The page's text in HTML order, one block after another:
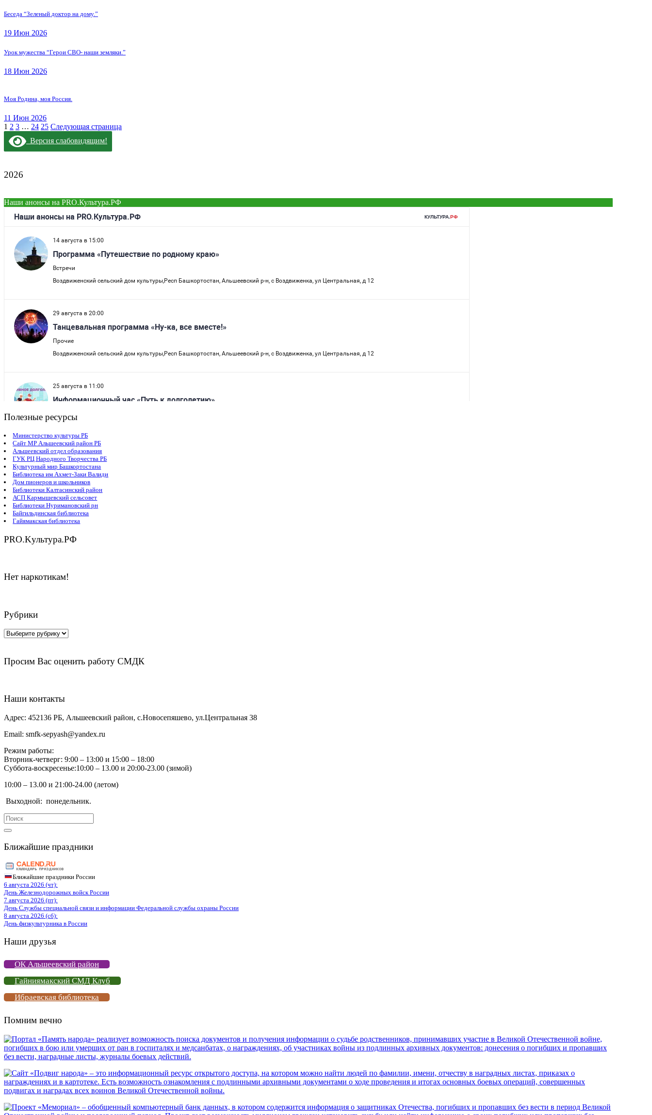
Беседа “Зеленый доктор на дому.”
19 Июн 2026
Урок мужества “Герои СВО- наши земляки.”
18 Июн 2026
Моя Родина, моя Россия.
11 Июн 2026
Posts
Navigation
1 2 3 … 24 25 Следующая страница
Версия слабовидящим!
2026
Наши анонсы на PRO.Культура.РФ
Полезные ресурсы
Министерство культуры РБ
Сайт МР Альшеевский район РБ
Альшеевский отдел образования
ГУК РЦ Народного Творчества РБ
Культурный мир Башкортостана
Библиотека им Ахмет-Заки Валиди
Дом пионеров и школьников
Библиотеки Калтасинский район
АСП Кармышевский сельсовет
Библиотеки Нуримановский рн
Байгильдинская библиотека
Гайямакская библиотека
PRO.Kультура.РФ
Нет наркотикам!
Рубрики
Рубрики
Просим Вас оценить работу СМДК
Наши контакты
Адрес: 452136 РБ, Альшеевский район, с.Новосепяшево, ул.Центральная 38
Email: smfk-sepyash@yandex.ru
Режим работы:
Вторник-четверг: 9:00 – 13:00 и 15:00 – 18:00
Суббота-воскресенье:10:00 – 13.00 и 20:00-23.00 (зимой)
10:00 – 13.00 и 21:00-24.00 (летом)
Выходной: понедельник.
Search
for:
Ближайшие праздники
Ближайшие праздники России
6 августа 2026 (чт):
День Железнодорожных войск России
7 августа 2026 (пт):
День Службы специальной связи и информации Федеральной службы охраны России
8 августа 2026 (сб):
День физкультурника в России
Наши друзья
ОК Альшеевский район
Гайниямакский СМД Клуб
Ибраевская библиотека
Помним вечно